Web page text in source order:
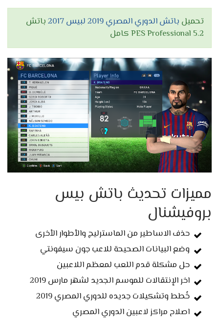
تحميل باتش الدوري المصري 2019 لبيس 2017
باتش
PES Professional 5.2 كامل
مميزات تحديث باتش بيس
بروفيشنال
حذف الاساطير من الماسترليج والأطوار الأخرى
وضع البيانات الصحيحة للاعب جون سيفونتي
حل مشكلة قدم اللعب لمعظم اللاعبين
اخر الإنتقالات للموسم الجديد لشهر مارس 2019
خُطط وتشكيلات جديده للدوري المصري 2019
اصلاح مراكز لاعبين الدوري المصري